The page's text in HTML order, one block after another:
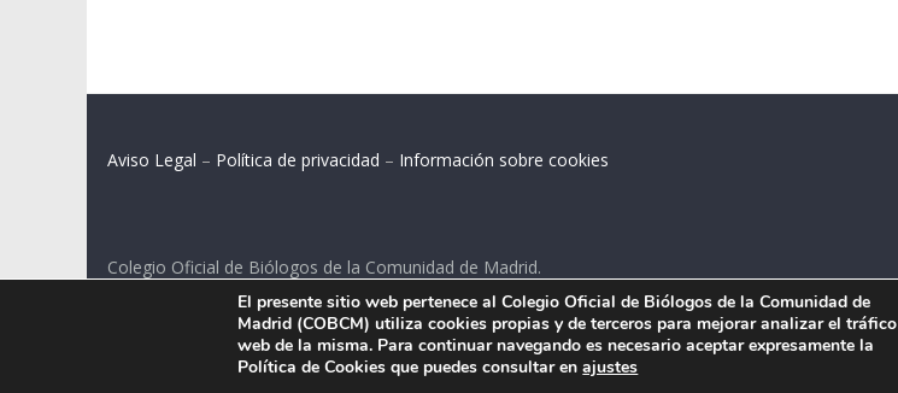
Aviso Legal – Política de privacidad – Información sobre cookies
Colegio Oficial de Biólogos de la Comunidad de Madrid.
C/ Santa Engracia 108, 2º int.izq. 28003 Madrid.
El presente sitio web pertenece al Colegio Oficial de Biólogos de la Comunidad de
Madrid (COBCM) utiliza cookies propias y de terceros para mejorar analizar el tráfico
web de la misma. Para continuar navegando es necesario aceptar expresamente la
Política de Cookies que puedes consultar enajustes